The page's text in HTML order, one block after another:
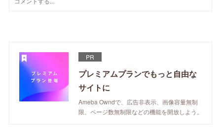
PR
プレミアムプランでもっと自由な
サイトに
Ameba Owndで、広告非表示、画像容量無制
限、ページ数無制限などの機能を開放しよう。